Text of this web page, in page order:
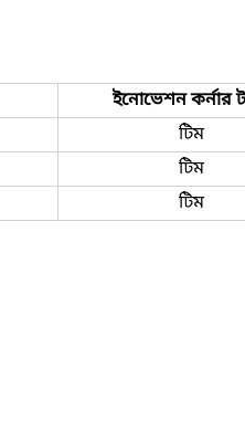
ইনোভেশন কর্নার
টিম
টিম
টিম